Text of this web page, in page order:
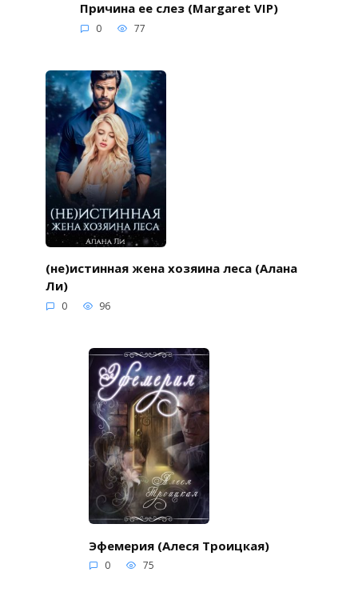
Причина ее слез (Margaret VIP)
0 77
(не)истинная жена хозяина леса (Алана
Ли)
0 96
Эфемерия (Алеся Троицкая)
0 75